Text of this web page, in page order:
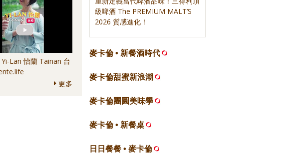
Yi-Lan 怡蘭 Tainan 台
更多
級啤酒 The PREMIUM MALT’S
2026 質感進化！
麥卡倫 • 新餐酒時代
麥卡倫甜蜜新浪潮
麥卡倫團圓美味學
麥卡倫 • 新餐桌
日日餐餐 • 麥卡倫